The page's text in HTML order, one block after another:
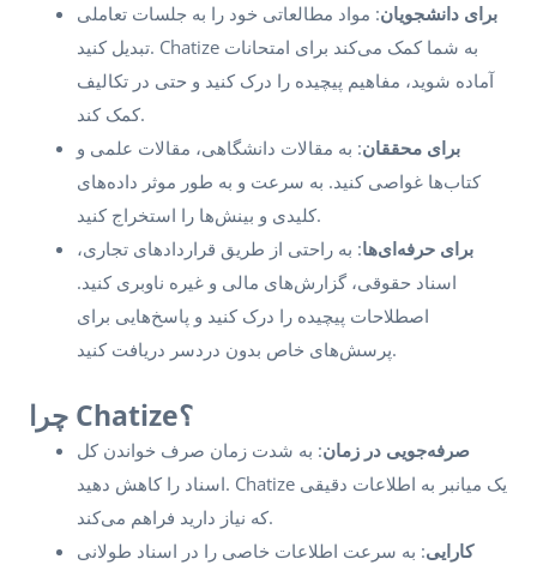
برای دانشجویان: مواد مطالعاتی خود را به جلسات تعاملی
تبدیل کنید. Chatize به شما کمک می‌کند برای امتحانات
آماده شوید، مفاهیم پیچیده را درک کنید و حتی در تکالیف
کمک کند.
برای محققان: به مقالات دانشگاهی، مقالات علمی و
کتاب‌ها غواصی کنید. به سرعت و به طور موثر داده‌های
کلیدی و بینش‌ها را استخراج کنید.
برای حرفه‌ای‌ها: به راحتی از طریق قراردادهای تجاری،
اسناد حقوقی، گزارش‌های مالی و غیره ناوبری کنید.
اصطلاحات پیچیده را درک کنید و پاسخ‌هایی برای
پرسش‌های خاص بدون دردسر دریافت کنید.
چرا Chatize؟
صرفه‌جویی در زمان: به شدت زمان صرف خواندن کل
اسناد را کاهش دهید. Chatize یک میانبر به اطلاعات دقیقی
که نیاز دارید فراهم می‌کند.
کارایی: به سرعت اطلاعات خاصی را در اسناد طولانی